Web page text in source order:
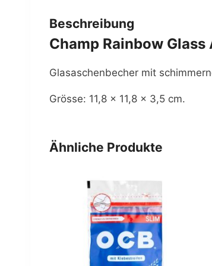
Beschreibung
Champ Rainbow Glass
Glasaschenbecher mit
Grösse: 11,8 × 11,8 × 3,5 cm.
Ähnliche Produkte